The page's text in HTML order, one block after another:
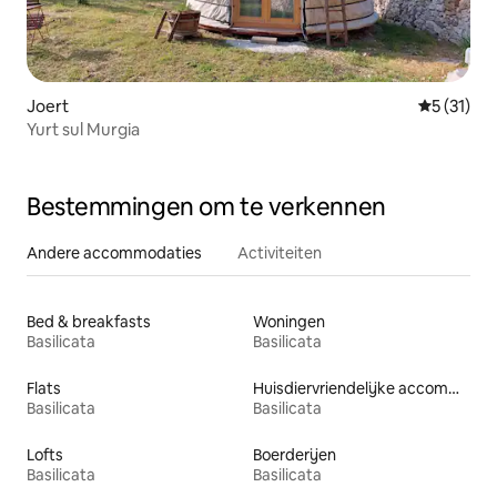
Joert
5 (31)
Yurt sul Murgia
Bestemmingen om te verkennen
Andere accommodaties Activiteiten
Bed & breakfasts
Basilicata
Woningen
Basilicata
Flats
Basilicata
Huisdiervriendelijke accommodaties
Basilicata
Lofts
Basilicata
Boerderijen
Basilicata